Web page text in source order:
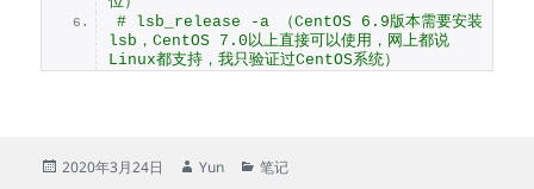
# lsb_release -a （CentOS 6.9版本需要安装
lsb，CentOS 7.0以上直接可以使用，网上都说
Linux都支持，我只验证过CentOS系统）
发
2020年3月24日
作
Yun
分
笔记